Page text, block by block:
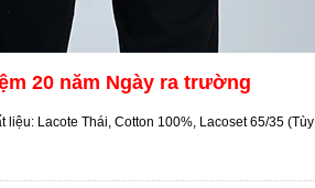
20 năm Ngày ra trường
liệu: Lacote Thái, Cotton 100%, Lacoset 65/35 (Tùy